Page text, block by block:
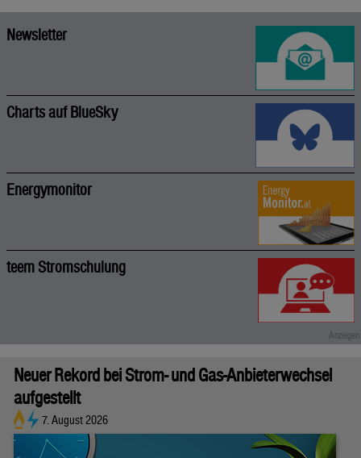
Newsletter
Charts auf BlueSky
Energymonitor
teem Stromschulung
Neuer Rekord bei Strom- und Gas-Anbieterwechsel
aufgestellt
7. August 2026